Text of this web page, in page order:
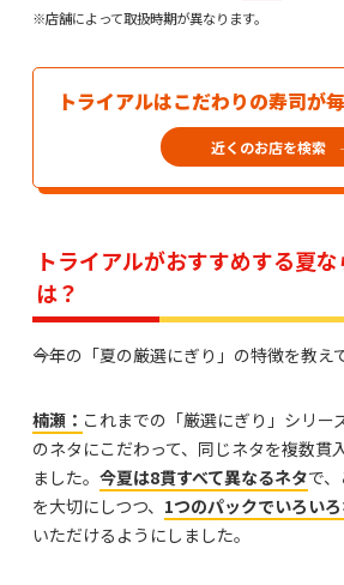
※店舗によって取扱時期が異なります。
トライアルはこだわりの寿司が
近くのお店を検索
トライアルがおすすめする夏
は？
――今年の「夏の厳選にぎり」の特徴を教え
楠瀬： これまでの「厳選にぎり」シリー
のネタにこだわって、同じネタを複数貫
ました。 今夏は8貫すべて異なるネタで
を大切にしつつ、 1つのパックでいろい
いただけるようにしました。